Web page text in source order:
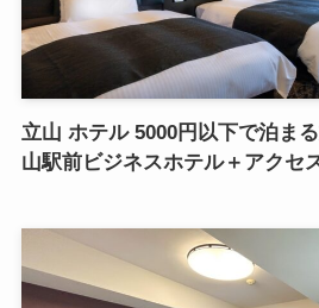
立山 ホテル 5000円以下で泊ま
山駅前ビジネスホテル＋アクセ